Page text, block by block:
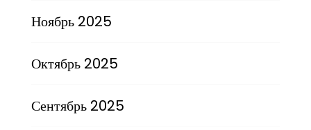
Ноябрь 2025
Октябрь 2025
Сентябрь 2025